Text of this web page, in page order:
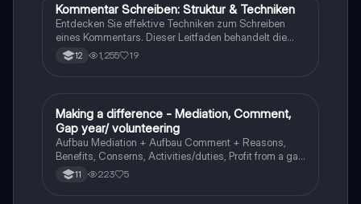
Englisch
Kommentar Schreiben: Struktur & Techniken
Entdecken Sie effektive Techniken zum Schreiben
eines Kommentars. Dieser Leitfaden behandelt die
Struktur eines Meinungsartikels, einschließlich
Einleitung, Hauptargumente und Schlussfolgerung.
für Schüler, die ihre Schreibfähigkeiten verbessern
möchten.
12 1,255 19
Englisch
Making a difference - Mediation, Comment,
Gap year/ volunteering
Aufbau Mediation + Aufbau Comment + Reasons,
Benefits, Conserns, Activities/duties, Profit from a gap
year und Cons of volunteering abroad
11 223 5